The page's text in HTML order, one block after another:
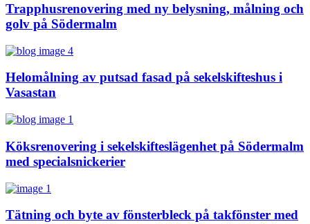
Trapphusrenovering med ny belysning, målning och
golv på Södermalm
Helomålning av putsad fasad på sekelskifteshus i
Vasastan
Köksrenovering i sekelskifteslägenhet på Södermalm
med specialsnickerier
Tätning och byte av fönsterbleck på takfönster med